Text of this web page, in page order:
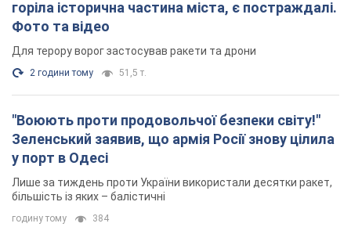
горіла історична частина міста, є постраждалі.
Фото та відео
Для терору ворог застосував ракети та дрони
2 години тому 51,5 т.
"Воюють проти продовольчої безпеки світу!"
Зеленський заявив, що армія Росії знову цілила
у порт в Одесі
Лише за тиждень проти України використали десятки ракет,
більшість із яких – балістичні
годину тому 384